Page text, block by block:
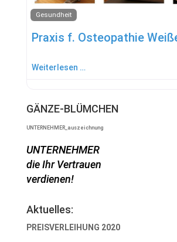
Gesundheit
Weiterlesen …
GÄNZE-BLÜMCHEN
UNTERNEHMER_auszeichnung
UNTERNEHMER
die Ihr Vertrauen
verdienen!
Aktuelles:
PREISVERLEIHUNG 2020